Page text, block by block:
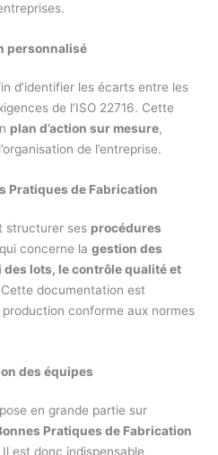
personnalisé
d’identifier les écarts entre les
de l’ISO 22716. Cette
plan d’action sur mesure,
de l’entreprise.
Pratiques de Fabrication
structurer ses procédures
concerne lagestion des
lots, le contrôle qualité et
documentation est
conforme aux normes
des équipes
en grande partie sur
Pratiques de Fabrication
Il est donc indispensable